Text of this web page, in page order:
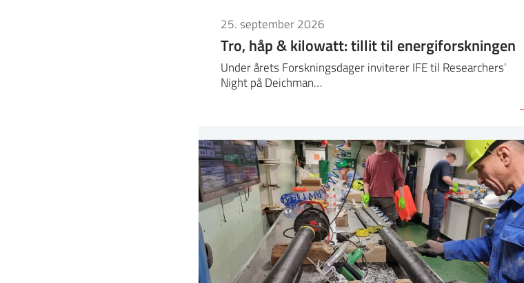
25. september 2026
Tro, håp & kilowatt: tillit til energiforskningen
Under årets Forskningsdager inviterer IFE til Researchers’
Night på Deichman…